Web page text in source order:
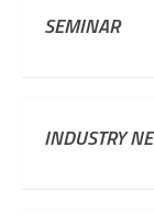
SEMINAR
INDUSTRY